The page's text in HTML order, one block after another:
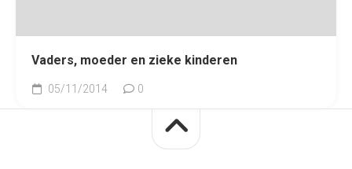
Vaders, moeder en zieke kinderen
05/11/2014 0